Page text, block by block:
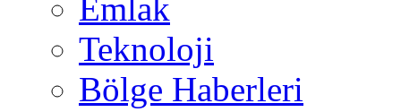
Emlak
Teknoloji
Bölge Haberleri